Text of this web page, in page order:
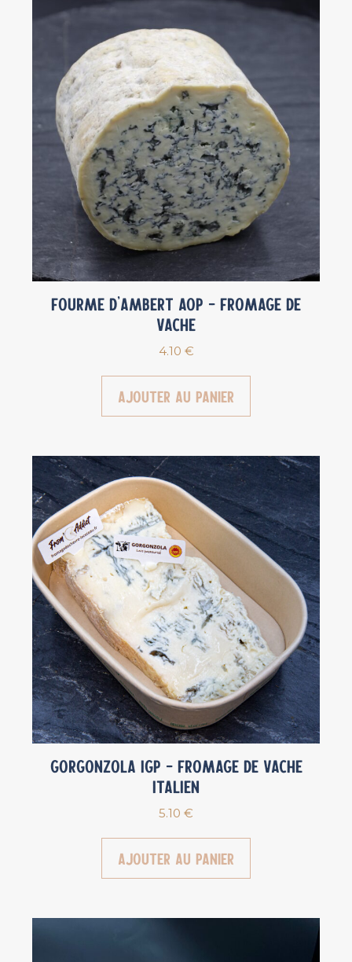
Fourme d’Ambert AOP – Fromage de
vache
4.10 €
Ajouter au panier
Gorgonzola IGP – Fromage de vache
Italien
5.10 €
Ajouter au panier